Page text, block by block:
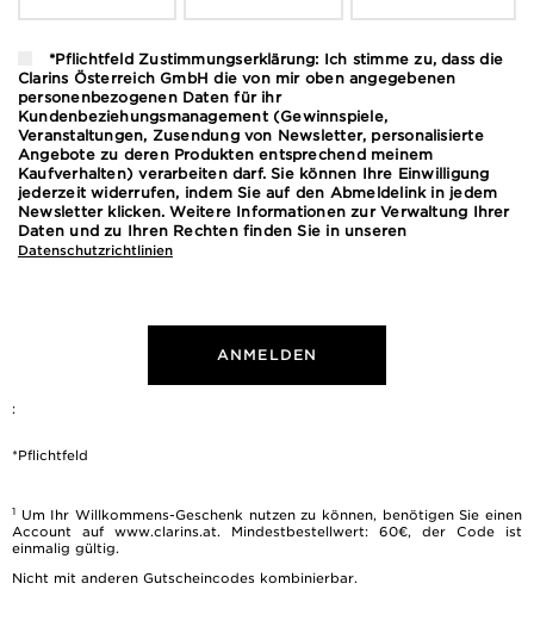
*Pflichtfeld Zustimmungserklärung: Ich stimme zu, dass die
Clarins Österreich GmbH die von mir oben angegebenen
personenbezogenen Daten für ihr
Kundenbeziehungsmanagement (Gewinnspiele,
Veranstaltungen, Zusendung von Newsletter, personalisierte
Angebote zu deren Produkten entsprechend meinem
Kaufverhalten) verarbeiten darf. Sie können Ihre Einwilligung
jederzeit widerrufen, indem Sie auf den Abmeldelink in jedem
Newsletter klicken. Weitere Informationen zur Verwaltung Ihrer
Daten und zu Ihren Rechten finden Sie in unseren
Datenschutzrichtlinien
ANMELDEN
:
*Pflichtfeld
1 Um Ihr Willkommens-Geschenk nutzen zu können, benötigen Sie einen
Account auf www.clarins.at. Mindestbestellwert: 60€, der Code ist
einmalig gültig.
Nicht mit anderen Gutscheincodes kombinierbar.